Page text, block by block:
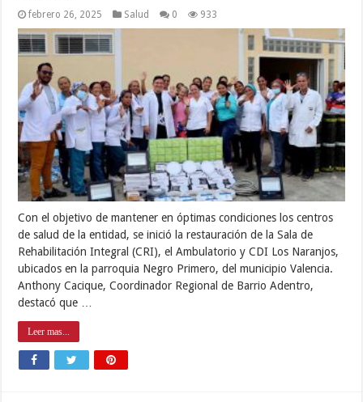
febrero 26, 2025 Salud 0 933
Con el objetivo de mantener en óptimas condiciones los centros
de salud de la entidad, se inició la restauración de la Sala de
Rehabilitación Integral (CRI), el Ambulatorio y CDI Los Naranjos,
ubicados en la parroquia Negro Primero, del municipio Valencia.
Anthony Cacique, Coordinador Regional de Barrio Adentro,
destacó que …
Leer mas...